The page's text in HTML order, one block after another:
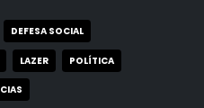
DEFESA SOCIAL
LAZER POLÍTICA